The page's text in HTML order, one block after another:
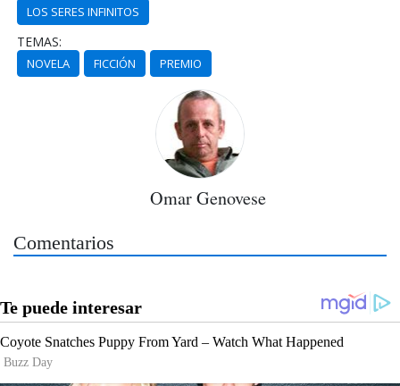
LOS SERES INFINITOS
TEMAS:
NOVELA FICCIÓN PREMIO
Omar Genovese
Comentarios